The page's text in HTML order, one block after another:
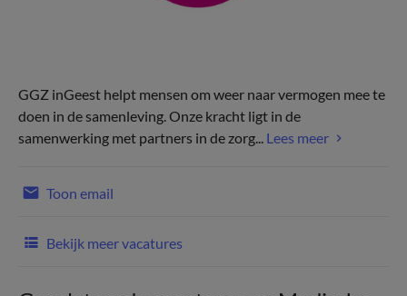
GGZ inGeest helpt mensen om weer naar vermogen mee te
doen in de samenleving. Onze kracht ligt in de
samenwerking met partners in de zorg... Lees meer
Toon email
Bekijk meer vacatures